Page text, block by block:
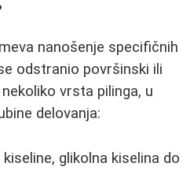
nanošenje specifičnih
odstranio površinski ili
vrsta pilinga, u
delovanja:
glikolna kiselina do